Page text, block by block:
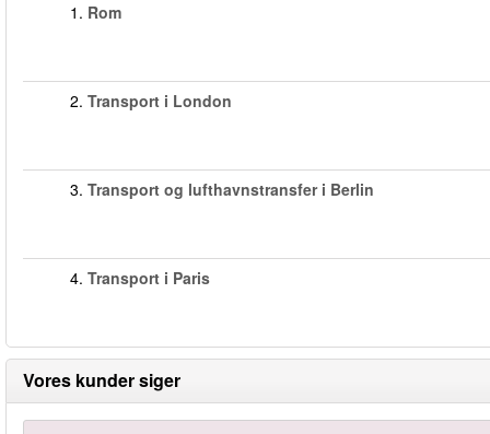
1. Rom
2. Transport i London
3. Transport og lufthavnstransfer i Berlin
4. Transport i Paris
Vores kunder siger